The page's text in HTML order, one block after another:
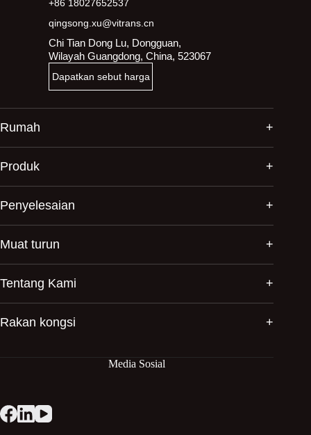
+86 18027652537
qingsong.xu@vitrans.cn
Chi Tian Dong Lu, Dongguan,
Wilayah Guangdong, China, 523067
Dapatkan sebut harga
Rumah
Produk
Penyelesaian
Muat turun
Tentang Kami
Rakan kongsi
Media Sosial